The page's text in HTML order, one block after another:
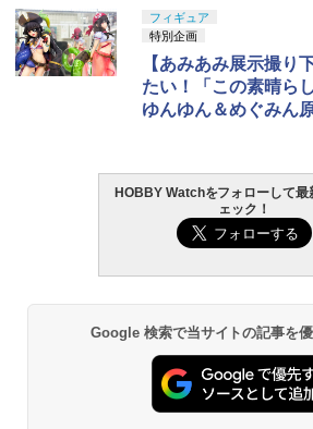
フィギュア
特別企画
【あみあみ展示撮り
たい！「この素晴ら
ゆんゆん＆めぐみん
HOBBY Watchをフォローして最
ェック！
Google 検索で当サイトの記事を